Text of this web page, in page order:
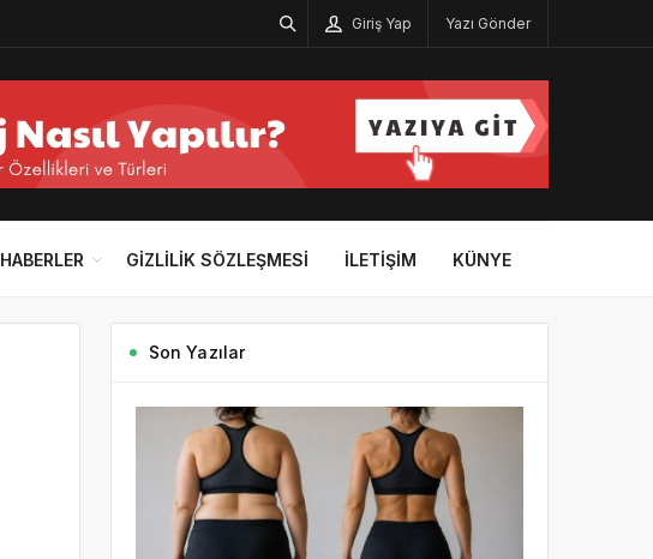
Giriş Yap Yazı Gönder
HABERLER GIZLILIK SÖZLEŞMESI İLETIŞIM KÜNYE
Son Yazılar